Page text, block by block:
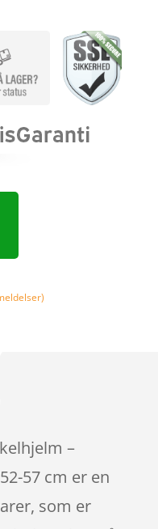
–
57 cm er en
som er